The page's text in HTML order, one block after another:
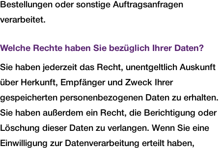
Bestellungen oder sonstige Auftragsanfragen
verarbeitet.
Welche Rechte haben Sie bezüglich Ihrer Daten?
Sie haben jederzeit das Recht, unentgeltlich Auskunft
über Herkunft, Empfänger und Zweck Ihrer
gespeicherten personenbezogenen Daten zu erhalten.
Sie haben außerdem ein Recht, die Berichtigung oder
Löschung dieser Daten zu verlangen. Wenn Sie eine
Einwilligung zur Datenverarbeitung erteilt haben,